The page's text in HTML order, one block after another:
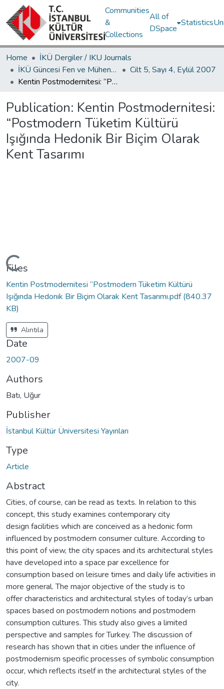
Communities
&
Collections
All of
DSpace
Statistics
Home
İKÜ Dergiler / IKU Journals
İKÜ Güncesi Fen ve Mühendislik Bilimleri / Journal of İstanbul Kültür University Science and Engineering
Cilt 5, Sayı 4, Eylül 2007
Kentin Postmodernitesi: “Postmodern Tüketim Kültürü Işığında Hedonik Bir Biçim Olarak Kent Tasarımı
Publication: Kentin Postmodernitesi:
“Postmodern Tüketim Kültürü
Işığında Hedonik Bir Biçim Olarak
Kent Tasarımı
Loading...
Files
Kentin Postmodernitesi “Postmodern Tüketim Kültürü
Işığında Hedonik Bir Biçim Olarak Kent Tasarımı.pdf(840.37
KB)
Alıntıla
Date
2007-09
Authors
Batı, Uğur
Publisher
İstanbul Kültür Üniversitesi Yayınları
Type
Article
Abstract
Cities, of course, can be read as texts. In relation to this
concept, this study examines contemporary city
design facilities which are conceived as a hedonic form
influenced by postmodern consumer culture. According to
this point of view, the city spaces and its architectural styles
have developed into a space par excellence for
consumption based on leisure times and daily life activities in
more general. The major objective of the study is to
offer characteristics and architectural styles of today’s urban
spaces based on postmodern notions and postmodern
consumption cultures. This study also gives a limited
perspective and samples for Turkey. The discussion of
research has shown that in cities under the influence of
postmodernism specific processes of symbolic consumption
occur, which reflects itself in the architectural styles of the
city.